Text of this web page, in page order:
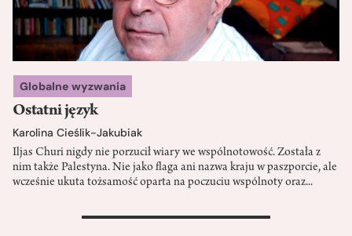
Globalne wyzwania
Ostatni język
Karolina Cieślik-Jakubiak
Iljas Churi nigdy nie porzucił wiary we wspólnotowość. Została z
nim także Palestyna. Nie jako flaga ani nazwa kraju w paszporcie, ale
wcześnie ukuta tożsamość oparta na poczuciu wspólnoty oraz...
>